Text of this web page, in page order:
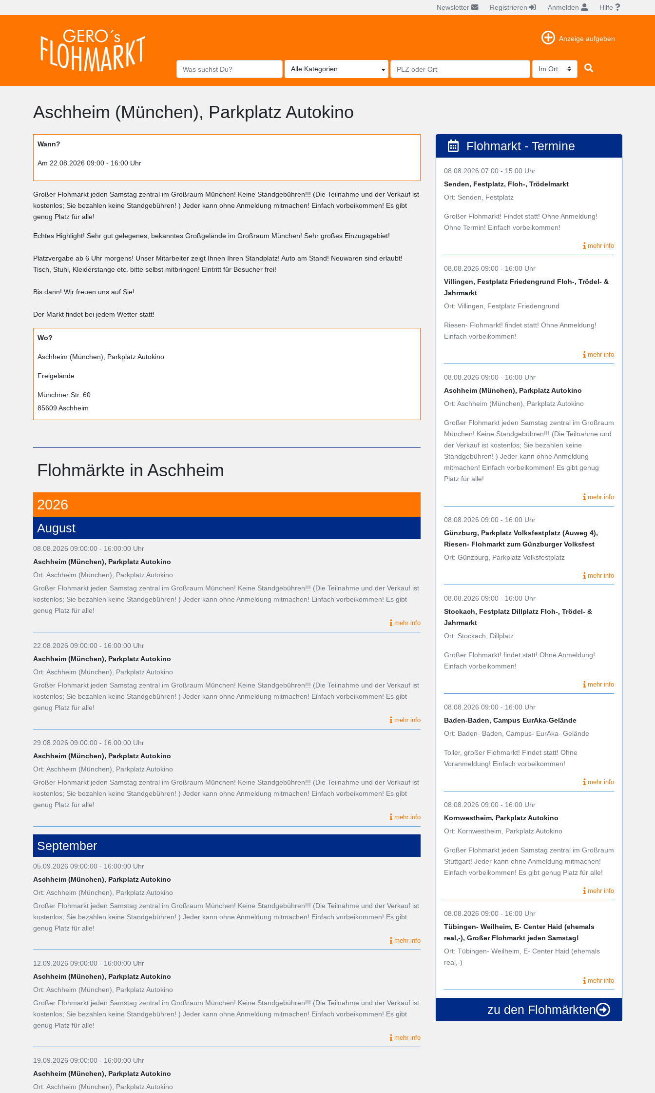
Newsletter Registrieren Anmelden Hilfe
Anzeige aufgeben
Alle Kategorien
Aschheim (München), Parkplatz Autokino
Wann?
Am 22.08.2026 09:00 - 16:00 Uhr
Großer Flohmarkt jeden Samstag zentral im Großraum München! Keine Standgebühren!!! (Die Teilnahme und der Verkauf ist
kostenlos; Sie bezahlen keine Standgebühren! ) Jeder kann ohne Anmeldung mitmachen! Einfach vorbeikommen! Es gibt
genug Platz für alle!
Echtes Highlight! Sehr gut gelegenes, bekanntes Großgelände im Großraum München! Sehr großes Einzugsgebiet!
Platzvergabe ab 6 Uhr morgens! Unser Mitarbeiter zeigt Ihnen Ihren Standplatz! Auto am Stand! Neuwaren sind erlaubt!
Tisch, Stuhl, Kleiderstange etc. bitte selbst mitbringen! Eintritt für Besucher frei!
Bis dann! Wir freuen uns auf Sie!
Der Markt findet bei jedem Wetter statt!
Wo?
Aschheim (München), Parkplatz Autokino
Freigelände
Münchner Str. 60
85609 Aschheim
Flohmärkte in Aschheim
2026
August
08.08.2026 09:00:00 - 16:00:00 Uhr
Aschheim (München), Parkplatz Autokino
Ort: Aschheim (München), Parkplatz Autokino
Großer Flohmarkt jeden Samstag zentral im Großraum München! Keine Standgebühren!!! (Die Teilnahme und der Verkauf ist
kostenlos; Sie bezahlen keine Standgebühren! ) Jeder kann ohne Anmeldung mitmachen! Einfach vorbeikommen! Es gibt
genug Platz für alle!
mehr info
22.08.2026 09:00:00 - 16:00:00 Uhr
Aschheim (München), Parkplatz Autokino
Ort: Aschheim (München), Parkplatz Autokino
Großer Flohmarkt jeden Samstag zentral im Großraum München! Keine Standgebühren!!! (Die Teilnahme und der Verkauf ist
kostenlos; Sie bezahlen keine Standgebühren! ) Jeder kann ohne Anmeldung mitmachen! Einfach vorbeikommen! Es gibt
genug Platz für alle!
mehr info
29.08.2026 09:00:00 - 16:00:00 Uhr
Aschheim (München), Parkplatz Autokino
Ort: Aschheim (München), Parkplatz Autokino
Großer Flohmarkt jeden Samstag zentral im Großraum München! Keine Standgebühren!!! (Die Teilnahme und der Verkauf ist
kostenlos; Sie bezahlen keine Standgebühren! ) Jeder kann ohne Anmeldung mitmachen! Einfach vorbeikommen! Es gibt
genug Platz für alle!
mehr info
September
05.09.2026 09:00:00 - 16:00:00 Uhr
Aschheim (München), Parkplatz Autokino
Ort: Aschheim (München), Parkplatz Autokino
Großer Flohmarkt jeden Samstag zentral im Großraum München! Keine Standgebühren!!! (Die Teilnahme und der Verkauf ist
kostenlos; Sie bezahlen keine Standgebühren! ) Jeder kann ohne Anmeldung mitmachen! Einfach vorbeikommen! Es gibt
genug Platz für alle!
mehr info
12.09.2026 09:00:00 - 16:00:00 Uhr
Aschheim (München), Parkplatz Autokino
Ort: Aschheim (München), Parkplatz Autokino
Großer Flohmarkt jeden Samstag zentral im Großraum München! Keine Standgebühren!!! (Die Teilnahme und der Verkauf ist
kostenlos; Sie bezahlen keine Standgebühren! ) Jeder kann ohne Anmeldung mitmachen! Einfach vorbeikommen! Es gibt
genug Platz für alle!
mehr info
19.09.2026 09:00:00 - 16:00:00 Uhr
Aschheim (München), Parkplatz Autokino
Ort: Aschheim (München), Parkplatz Autokino
Flohmarkt - Termine
08.08.2026 07:00 - 15:00 Uhr
Senden, Festplatz, Floh-, Trödelmarkt
Ort: Senden, Festplatz
Großer Flohmarkt! Findet statt! Ohne Anmeldung!
Ohne Termin! Einfach vorbeikommen!
mehr info
08.08.2026 09:00 - 16:00 Uhr
Villingen, Festplatz Friedengrund Floh-, Trödel- &
Jahrmarkt
Ort: Villingen, Festplatz Friedengrund
Riesen- Flohmarkt! findet statt! Ohne Anmeldung!
Einfach vorbeikommen!
mehr info
08.08.2026 09:00 - 16:00 Uhr
Aschheim (München), Parkplatz Autokino
Ort: Aschheim (München), Parkplatz Autokino
Großer Flohmarkt jeden Samstag zentral im Großraum
München! Keine Standgebühren!!! (Die Teilnahme und
der Verkauf ist kostenlos; Sie bezahlen keine
Standgebühren! ) Jeder kann ohne Anmeldung
mitmachen! Einfach vorbeikommen! Es gibt genug
Platz für alle!
mehr info
08.08.2026 09:00 - 16:00 Uhr
Günzburg, Parkplatz Volksfestplatz (Auweg 4),
Riesen- Flohmarkt zum Günzburger Volksfest
Ort: Günzburg, Parkplatz Volksfestplatz
mehr info
08.08.2026 09:00 - 16:00 Uhr
Stockach, Festplatz Dillplatz Floh-, Trödel- &
Jahrmarkt
Ort: Stockach, Dillplatz
Großer Flohmarkt! findet statt! Ohne Anmeldung!
Einfach vorbeikommen!
mehr info
08.08.2026 09:00 - 16:00 Uhr
Baden-Baden, Campus EurAka-Gelände
Ort: Baden- Baden, Campus- EurAka- Gelände
Toller, großer Flohmarkt! Findet statt! Ohne
Voranmeldung! Einfach vorbeikommen!
mehr info
08.08.2026 09:00 - 16:00 Uhr
Kornwestheim, Parkplatz Autokino
Ort: Kornwestheim, Parkplatz Autokino
Großer Flohmarkt jeden Samstag zentral im Großraum
Stuttgart! Jeder kann ohne Anmeldung mitmachen!
Einfach vorbeikommen! Es gibt genug Platz für alle!
mehr info
08.08.2026 09:00 - 16:00 Uhr
Tübingen- Weilheim, E- Center Haid (ehemals
real,-), Großer Flohmarkt jeden Samstag!
Ort: Tübingen- Weilheim, E- Center Haid (ehemals
real,-)
mehr info
zu den Flohmärkten